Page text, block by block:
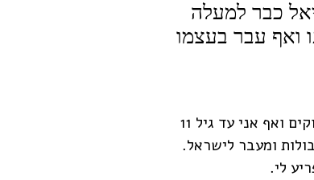
כבר למעלה
ואף עבר בעצמו
נולדתי ברוסיה וגדלתי כמו כל ילד במדינה קומוניסטית, סבי וסבתי היו קומוניסטים אדוקים ואף אני עד גיל 11
על פתיחת הגבולות ומעבר לישראל.
לי.